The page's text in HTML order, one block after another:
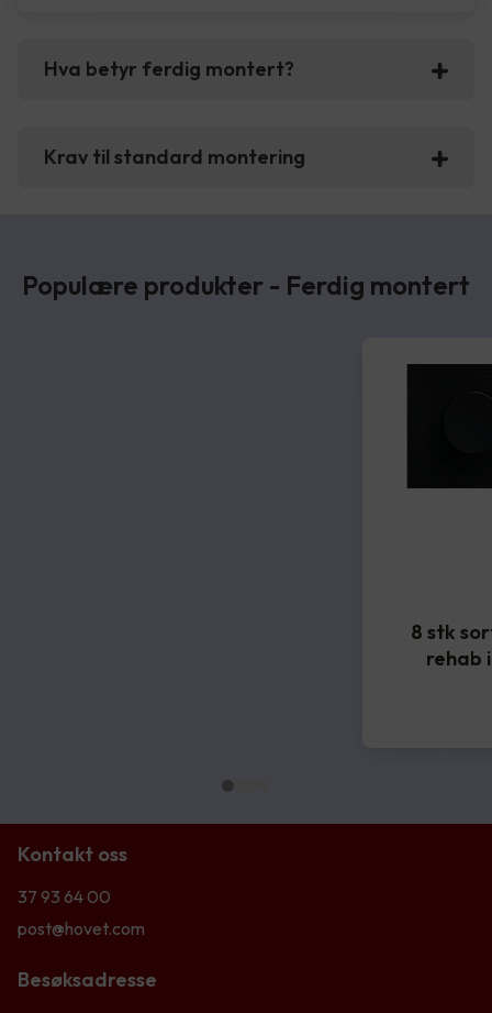
Hva betyr ferdig montert?
Krav til standard montering
Populære produkter - Ferdig montert
8 stk
rehab
Kontakt oss
37 93 64 00
post@hovet.com
Besøksadresse